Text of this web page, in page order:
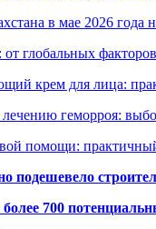
в мае 2026 года
от глобальных
крем для лица:
геморроя:
помощи:
подешевело
700